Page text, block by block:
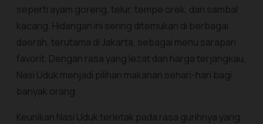
seperti ayam goreng, telur, tempe orek, dan sambal
kacang. Hidangan ini sering ditemukan di berbagai
daerah, terutama di Jakarta, sebagai menu sarapan
favorit. Dengan rasa yang lezat dan harga terjangkau,
Nasi Uduk menjadi pilihan makanan sehari-hari bagi
banyak orang.
Keunikan Nasi Uduk terletak pada rasa gurihnya yang